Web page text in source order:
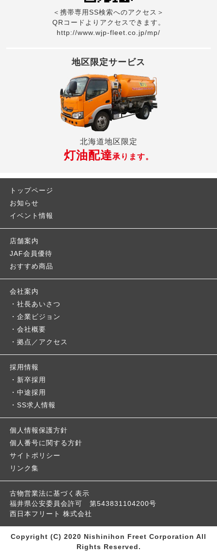
＜携帯専用SS検索へのアクセス＞
QRコードよりアクセスできます。
http://www.wjp-fleet.co.jp/mp/
地区限定サービス
北海道地区限定
灯油配達承ります。
トップページ
お知らせ
イベント情報
店舗案内
JAF会員優待
おすすめ商品
会社案内
社長あいさつ
企業ビジョン
会社概要
拠点／アクセス
採用情報
新卒採用
中途採用
SS求人情報
個人情報保護方針
個人番号に関する方針
サイトポリシー
リンク集
古物営業法に基づく表示
福井県公安委員会許可 第543831104200号
西日本フリート 株式会社
Copyright (C) 2020 Nishinihon Freet Corporation All
Rights Reserved.